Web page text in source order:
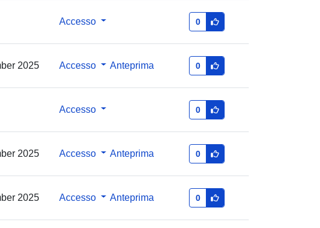
Accesso 0
2025 Accesso Anteprima 0
Accesso 0
2025 Accesso Anteprima 0
2025 Accesso Anteprima 0
Aggiunta a data.europa.eu: 15
October 2025
Aggiornato su data.europa.eu: 03
36158372@bundesamt-fur-statistik-
http://data.europa.eu/88u/dataset/36
158372-bundesamt-fur-statistik-bfs
di
annual
01 January 2000